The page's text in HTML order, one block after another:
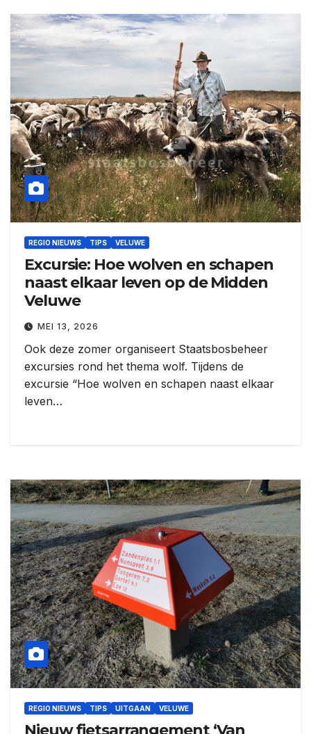
REGIO NIEUWS TIPS VELUWE
Excursie: Hoe wolven en schapen
naast elkaar leven op de Midden
Veluwe
MEI 13, 2026
Ook deze zomer organiseert Staatsbosbeheer
excursies rond het thema wolf. Tijdens de
excursie “Hoe wolven en schapen naast elkaar
leven…
REGIO NIEUWS TIPS UITGAAN VELUWE
Nieuw fietsarrangement ‘Van